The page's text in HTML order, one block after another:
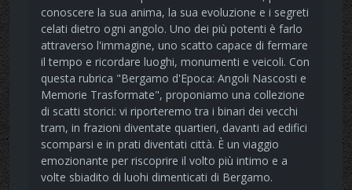
conoscere la sua anima, la sua evoluzione e i segreti
celati dietro ogni angolo. Uno dei più potenti è farlo
attraverso l'immagine, uno scatto capace di fermare
il tempo e ricordare luoghi, monumenti e veicoli. Con
questa rubrica "Bergamo d'Epoca: Angoli Nascosti e
Memorie Trasformate", proponiamo una collezione
di scatti storici: vi riporteremo tra i binari dei vecchi
tram, in frazioni diventate quartieri, davanti ad edifici
scomparsi e in prati diventati città. È un viaggio
emozionante per riscoprire il volto più intimo e a
volte sbiadito di luohi dimenticati di Bergamo.